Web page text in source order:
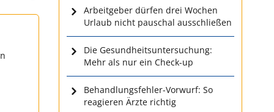
Arbeitgeber dürfen drei Wochen
Urlaub nicht pauschal ausschließen
Die Gesundheitsuntersuchung:
Mehr als nur ein Check-up
Behandlungsfehler-Vorwurf: So
reagieren Ärzte richtig